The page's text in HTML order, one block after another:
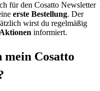
für den Cosatto Newsletter
erste Bestellung. Der
wirst du regelmäßig
informiert.
mein Cosatto